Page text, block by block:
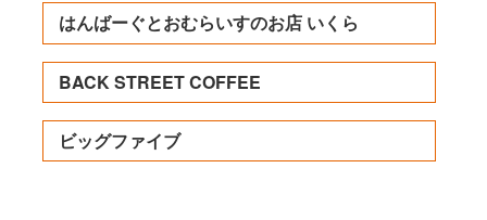
はんばーぐとおむらいすのお店 いくら
BACK STREET COFFEE
ビッグファイブ